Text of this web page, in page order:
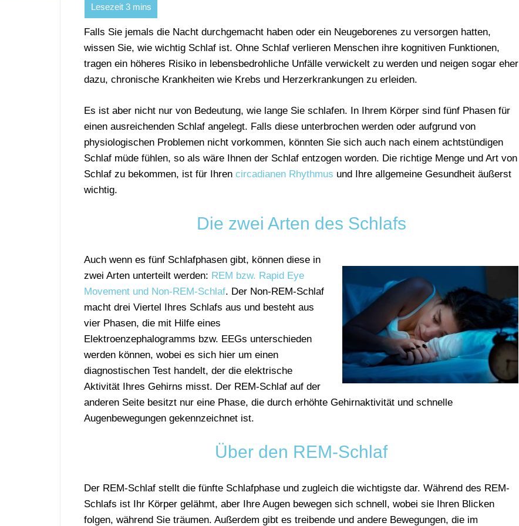
Falls Sie jemals die Nacht durchgemacht haben oder ein Neugeborenes zu versorgen hatten,
wissen Sie, wie wichtig Schlaf ist. Ohne Schlaf verlieren Menschen ihre kognitiven Funktionen,
tragen ein höheres Risiko in lebensbedrohliche Unfälle verwickelt zu werden und neigen sogar eher
dazu, chronische Krankheiten wie Krebs und Herzerkrankungen zu erleiden.
Es ist aber nicht nur von Bedeutung, wie lange Sie schlafen. In Ihrem Körper sind fünf Phasen für
einen ausreichenden Schlaf angelegt. Falls diese unterbrochen werden oder aufgrund von
physiologischen Problemen nicht vorkommen, könnten Sie sich auch nach einem achtstündigen
Schlaf müde fühlen, so als wäre Ihnen der Schlaf entzogen worden. Die richtige Menge und Art von
Schlaf zu bekommen, ist für Ihren circadianen Rhythmus und Ihre allgemeine Gesundheit äußerst
wichtig.
Die zwei Arten des Schlafs
Auch wenn es fünf Schlafphasen gibt, können diese in
zwei Arten unterteilt werden: REM bzw. Rapid Eye
Movement und Non-REM-Schlaf. Der Non-REM-Schlaf
macht drei Viertel Ihres Schlafs aus und besteht aus
vier Phasen, die mit Hilfe eines
Elektroenzephalogramms bzw. EEGs unterschieden
werden können, wobei es sich hier um einen
diagnostischen Test handelt, der die elektrische
Aktivität Ihres Gehirns misst. Der REM-Schlaf auf der
anderen Seite besitzt nur eine Phase, die durch erhöhte Gehirnaktivität und schnelle
Augenbewegungen gekennzeichnet ist.
Über den REM-Schlaf
Der REM-Schlaf stellt die fünfte Schlafphase und zugleich die wichtigste dar. Während des REM-
Schlafs ist Ihr Körper gelähmt, aber Ihre Augen bewegen sich schnell, wobei sie Ihren Blicken
folgen, während Sie träumen. Außerdem gibt es treibende und andere Bewegungen, die im